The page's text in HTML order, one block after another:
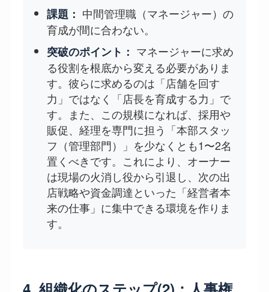
課題： 中間管理職（マネージャー）の
育成が間に合わない。
突破のポイント： マネージャーに求め
る役割を根底から変える必要がありま
す。彼らに求めるのは「店舗を回す
力」ではなく「店長を育成する力」で
す。また、この規模になれば、採用や
販促、経理を専門に担う「本部スタッ
フ（管理部門）」を少なくとも1〜2名
置くべきです。これにより、オーナー
は現場の火消し役から引退し、次の出
店戦略や資金調達といった「経営者本
来の仕事」に集中できる環境を作りま
す。